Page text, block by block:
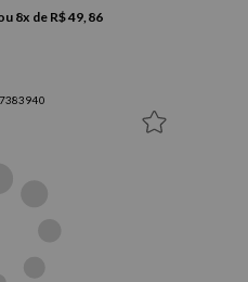
8x de R$ 49,86
383940